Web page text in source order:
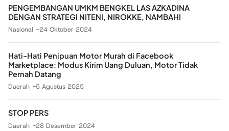
PENGEMBANGAN UMKM BENGKEL LAS AZKADINA
DENGAN STRATEGI NITENI, NIROKKE, NAMBAHI
Nasional 24 Oktober 2024
Hati-Hati Penipuan Motor Murah di Facebook
Marketplace: Modus Kirim Uang Duluan, Motor Tidak
Pernah Datang
Daerah 5 Agustus 2025
STOP PERS
Daerah 28 Desember 2024